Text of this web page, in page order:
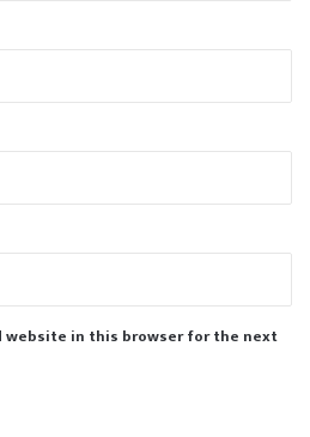
website in this browser for the next